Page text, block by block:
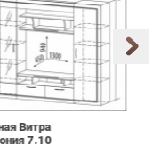
Купить
Витра
7.10
₽
ГОРОДА